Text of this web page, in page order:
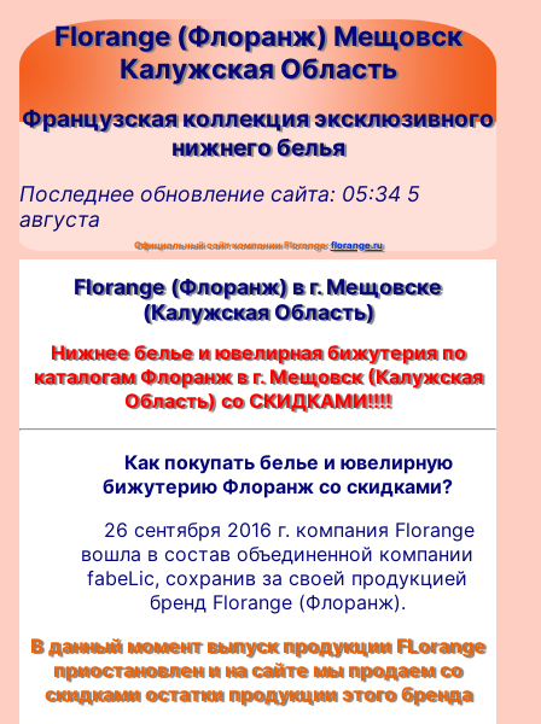
Florange (Флоранж) Мещовск
Калужская Область
Французская коллекция эксклюзивного
нижнего белья
Последнее обновление сайта: 05:34 5
августа
Официальный сайт компании Florange:florange.ru
Florange (Флоранж) в г. Мещовскe
(Калужская Область)
Нижнее белье и ювелирная бижутерия по
каталогам Флоранж в г. Мещовск (Калужская
Область) со СКИДКАМИ!!!!
Как покупать белье и ювелирную
бижутерию Флоранж со скидками?
26 сентября 2016 г. компания Florange
вошла в состав объединенной компании
fabeLic, сохранив за своей продукцией
бренд Florange (Флоранж).
В данный момент выпуск продукции FLorange
приостановлен и на сайте мы продаем со
скидками остатки продукции этого бренда